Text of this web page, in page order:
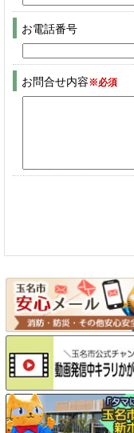
お電話番号
お問合せ内容※必須